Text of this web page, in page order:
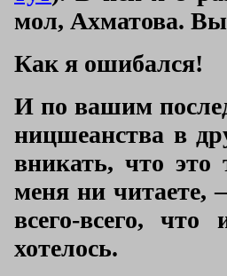
мол, Ахматова. Вы
Как я ошибался!
И по вашим
ницшеанства в
вникать, что
меня ни читаете,
всего-всего,
хотелось.